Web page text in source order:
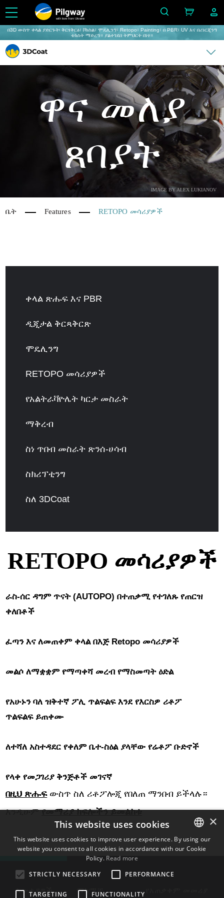
with love from Ukraine
በ3D ውስጥ ቀላል ያድርጉት፡ ቅርፃቅርፅ፣ ቮክስል፣ ሞዴሊንግ፣ Retopo፣ Painting፣ በ PBR፣ UV እና በሪነርጂንግ
ቴክስት ማድረግ። ያልተገደበ ትምህርት በነፃ።
IMAGE BY ALEX LUKIANOV
ዋና መለያ
ጸባያት
ቤት Features RETOPO መሳሪያዎች
ቀላል ጽሑፍ እና PBR
ዲጂታል ቅርጻቅርጽ
ሞዴሊንግ
RETOPO መሳሪያዎች
የአልትራቫዮሌት ካርታ መስራት
ማቅረብ
ስነ ጥበብ መስራት ጽንሰ-ሀሳብ
ስክሪፕቲንግ
ስለ 3DCoat
RETOPO መሳሪያዎች
ራስ-ሰር ዳግም ጥናት (AUTOPO) በተጠቃሚ የተገለጹ የጠርዝ
ቀለበቶች
ፈጣን እና ለመጠቀም ቀላል በእጅ Retopo መሳሪያዎች
መልሶ ለማቋቋም የማጣቀሻ መረብ የማስመጣት ዕድል
የአሁኑን ባለ ዝቅተኛ ፖሊ ጥልፍልፍ እንደ የእርስዎ ሪቶፖ
ጥልፍልፍ ይጠቀሙ
ለተሻለ አስተዳደር የቀለም ቤተ-ስዕል ያላቸው የሬቶፖ ቡድኖች
የላቀ የመጋገሪያ ቅንጅቶች መገናኛ
በዚህ ጽሑፍውስጥ ስለ ሪቶፖሎጂ የበለጠ ማንበብ ይችላሉ።
እንዲሁምየመማሪያ ክፍሎችን ይመልከቱ
እውቂያዎች ማከማቻ
ENGLISH
×
This website uses cookies
This website uses cookies to improve user experience. By using our
website you consent to all cookies in accordance with our Cookie
Policy. Read more
STRICTLY NECESSARY
PERFORMANCE
TARGETING FUNCTIONALITY